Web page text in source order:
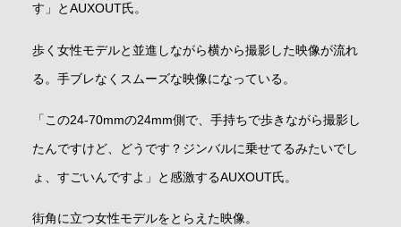
す」とAUXOUT氏。
歩く女性モデルと並進しながら横から撮影した映像が流れ
る。手ブレなくスムーズな映像になっている。
「この24-70mmの24mm側で、手持ちで歩きながら撮影し
たんですけど、どうです？ジンバルに乗せてるみたいでし
ょ、すごいんですよ」と感激するAUXOUT氏。
街角に立つ女性モデルをとらえた映像。